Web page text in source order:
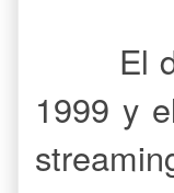
El
1999 y